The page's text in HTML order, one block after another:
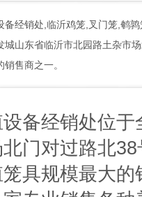
备经销处,临沂鸡笼,叉门笼,鹌
城山东省临沂市北园路土杂市
售商之一。
备经销处位
门对过路北
具规模最大